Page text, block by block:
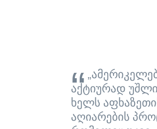
აქტიურად
ხელს
აღიარების